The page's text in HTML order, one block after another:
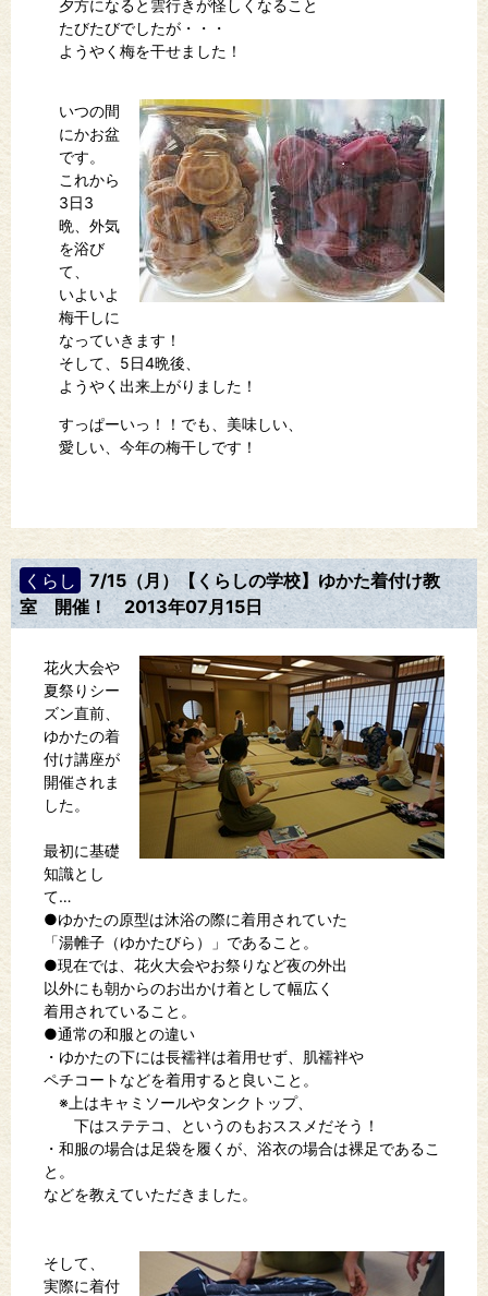
夕方になると雲行きが怪しくなること
たびたびでしたが・・・
ようやく梅を干せました！
いつの間
にかお盆
です。
これから
3日3
晩、外気
を浴び
て、
いよいよ
梅干しに
なっていきます！
そして、5日4晩後、
ようやく出来上がりました！
すっぱーいっ！！でも、美味しい、
愛しい、今年の梅干しです！
くらし
7/15（月）【くらしの学校】ゆかた着付け教
室 開催！
2013年07月15日
花火大会や
夏祭りシー
ズン直前、
ゆかたの着
付け講座が
開催されま
した。
最初に基礎
知識とし
て…
●ゆかたの原型は沐浴の際に着用されていた
「湯帷子（ゆかたびら）」であること。
●現在では、花火大会やお祭りなど夜の外出
以外にも朝からのお出かけ着として幅広く
着用されていること。
●通常の和服との違い
・ゆかたの下には長襦袢は着用せず、肌襦袢や
ペチコートなどを着用すると良いこと。
※上はキャミソールやタンクトップ、
下はステテコ、というのもおススメだそう！
・和服の場合は足袋を履くが、浴衣の場合は裸足であるこ
と。
などを教えていただきました。
そして、
実際に着付